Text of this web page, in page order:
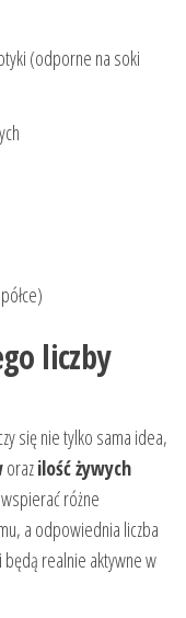
(odporne na soki
liczby
się nie tylko sama idea,
orazilość żywych
różne
a odpowiednia liczba
będą realnie aktywne w